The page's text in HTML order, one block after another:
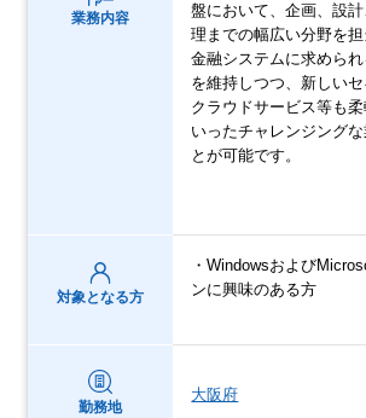
業務内容
盤において、企画、設
理までの幅広い分野を担
金融システムに求めら
を維持しつつ、新しい
クラウドサービス等も
いったチャレンジング
とが可能です。
対象となる方
・Windowsおよび
ンに興味のある方
勤務地
大阪府